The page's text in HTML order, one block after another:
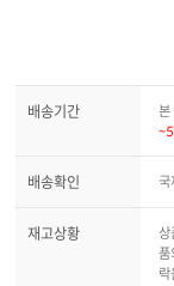
배송기간 본
배송확인 국
재고상황
상
품